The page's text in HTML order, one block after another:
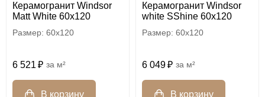
Керамогранит Windsor
Matt White 60х120
60x120
6 521 м²
Керамогранит Windsor
white SShine 60х120
60x120
6 049 м²